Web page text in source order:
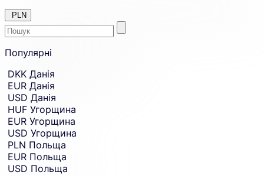
PLN
the
or
currency
you
want
to
send
money
from.
to
amount
country
and
currency
selection
and
move
to
sending
amount
entry.
Популярні
DKK Данія
EUR Данія
USD Данія
HUF Угорщина
EUR Угорщина
USD Угорщина
PLN Польща
EUR Польща
USD Польща